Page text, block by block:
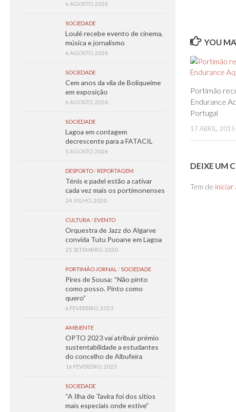
YOU
Portimão
Endurance
Portugal
17 ABRIL, 2015
DEIXE UM
Tem de iniciar
6 AGOSTO, 2026
SOCIEDADE
Loulé recebe evento de cinema,
música e jornalismo
6 AGOSTO, 2026
SOCIEDADE
Cem anos da vila de Boliqueime
em exposição
6 AGOSTO, 2026
SOCIEDADE
Lagoa em contagem
decrescente para a FATACIL
5 AGOSTO, 2026
DESPORTO/ REPORTAGEM
Ténis e padel estão a cativar
cada vez mais os portimonenses
24 JULHO, 2020
CULTURA/ EVENTO
Orquestra de Jazz do Algarve
convida Tutu Puoane em Lagoa
25 SETEMBRO, 2020
PORTIMÃO JORNAL /SOCIEDADE
Pires de Sousa: “Não pinto
como posso. Pinto como
quero”
6 FEVEREIRO, 2023
AMBIENTE
OPTO 2023 vai atribuir prémio
sustentabilidade a estudantes
do concelho de Albufeira
16 FEVEREIRO, 2023
SOCIEDADE
“A Ilha de Tavira foi dos sítios
mais especiais onde estive”